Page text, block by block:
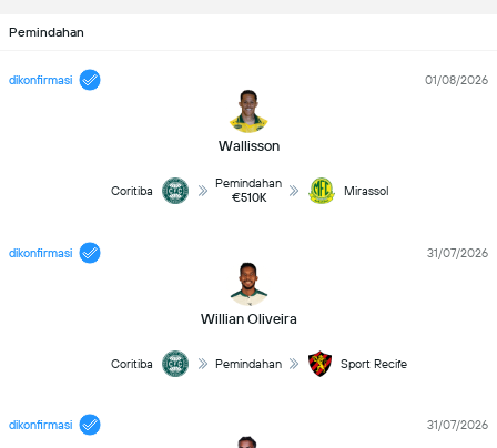
Pemindahan
dikonfirmasi
Wallisson
01/08/2026
Coritiba
Pemindahan
€510K
Mirassol
dikonfirmasi
Willian Oliveira
31/07/2026
Coritiba Pemindahan Sport Recife
dikonfirmasi 31/07/2026